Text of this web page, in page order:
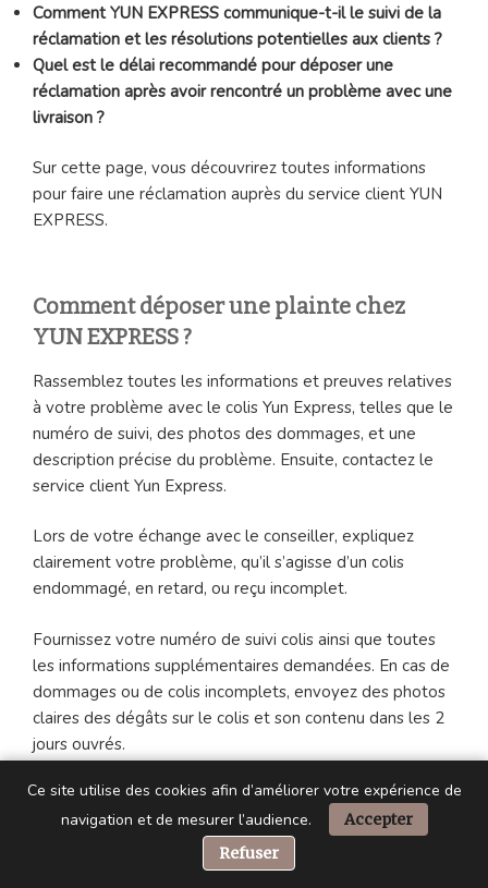
Comment YUN EXPRESS communique-t-il le suivi de la
réclamation et les résolutions potentielles aux clients ?
Quel est le délai recommandé pour déposer une
réclamation après avoir rencontré un problème avec une
livraison ?
Sur cette page, vous découvrirez toutes informations
pour faire une réclamation auprès du service client YUN
EXPRESS.
Comment déposer une plainte chez
YUN EXPRESS ?
Rassemblez toutes les informations et preuves relatives
à votre problème avec le colis Yun Express, telles que le
numéro de suivi, des photos des dommages, et une
description précise du problème. Ensuite, contactez le
service client Yun Express.
Lors de votre échange avec le conseiller, expliquez
clairement votre problème, qu’il s’agisse d’un colis
endommagé, en retard, ou reçu incomplet.
Fournissez votre numéro de suivi colis ainsi que toutes
les informations supplémentaires demandées. En cas de
dommages ou de colis incomplets, envoyez des photos
claires des dégâts sur le colis et son contenu dans les 2
jours ouvrés.
Assurez-vous de conserver une trace écrite sous forme
de ticket de suivi de votre demande auprès du service
client Yun Express. Suivez le traitement de votre
demande, relancez si nécessaire, et réclamez une
Ce site utilise des cookies afin d’améliorer votre expérience de
navigation et de mesurer l’audience.
Accepter
Refuser